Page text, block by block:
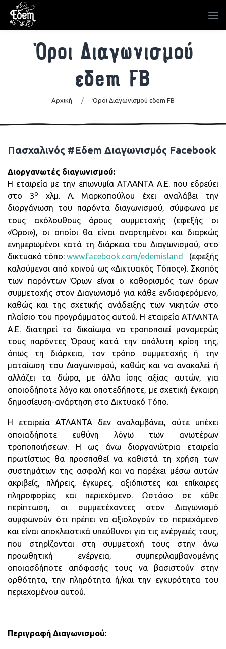
Όροι Διαγωνισμού
εδem FB
Αρχική / Όροι Διαγωνισμού εδem FB
Πασχαλινός #Εδem Διαγωνισμός Facebook
Διοργανωτές διαγωνισμού:
Η εταιρεία με την επωνυμία ΑΤΛΑΝΤΑ Α.Ε. που εδρεύει
στο 3ο
χλμ. Λ. Μαρκοπούλου έχει αναλάβει την
διοργάνωση του παρόντα διαγωνισμού, σύμφωνα με
τους ακόλουθους όρους συμμετοχής (εφεξής οι
«Όροι»), οι οποίοι θα είναι αναρτημένοι και διαρκώς
ενημερωμένοι κατά τη διάρκεια του Διαγωνισμού, στο
δικτυακό τόπο: www.facebook.com/edemisland
(εφεξής
καλούμενοι από κοινού ως «Δικτυακός Τόπος»). Σκοπός
των παρόντων Όρων είναι ο καθορισμός των όρων
συμμετοχής στον Διαγωνισμό για κάθε ενδιαφερόμενο,
καθώς και της σχετικής ανάδειξης των νικητών στο
πλαίσιο του προγράμματος αυτού. H εταιρεία ΑΤΛΑΝΤΑ
Α.Ε. διατηρεί το δικαίωμα να τροποποιεί μονομερώς
τους παρόντες Όρους κατά την απόλυτη κρίση της,
όπως τη διάρκεια, τον τρόπο συμμετοχής ή την
ματαίωση του Διαγωνισμού, καθώς και να ανακαλεί ή
αλλάζει τα δώρα, με άλλα ίσης αξίας αυτών, για
οποιοδήποτε λόγο και οποτεδήποτε, με σχετική έγκαιρη
δημοσίευση-ανάρτηση στο Δικτυακό Τόπο.
Η εταιρεία ΑΤΛΑΝΤΑ δεν αναλαμβάνει, ούτε υπέχει
οποιαδήποτε ευθύνη λόγω των ανωτέρων
τροποποιήσεων. Η ως άνω διοργανώτρια εταιρεία
πρωτίστως θα προσπαθεί να καθιστά τη χρήση των
συστημάτων της ασφαλή και να παρέχει μέσω αυτών
ακριβείς, πλήρεις, έγκυρες, αξιόπιστες και επίκαιρες
πληροφορίες και περιεχόμενο. Ωστόσο σε κάθε
περίπτωση, οι συμμετέχοντες στον Διαγωνισμό
συμφωνούν ότι πρέπει να αξιολογούν το περιεχόμενο
και είναι αποκλειστικά υπεύθυνοι για τις ενέργειές τους,
που στηρίζονται στη συμμετοχή τους στην άνω
προωθητική ενέργεια, συμπεριλαμβανομένης
οποιασδήποτε απόφασής τους να βασιστούν στην
ορθότητα, την πληρότητα ή/και την εγκυρότητα του
περιεχομένου αυτού.
Περιγραφή Διαγωνισμού: